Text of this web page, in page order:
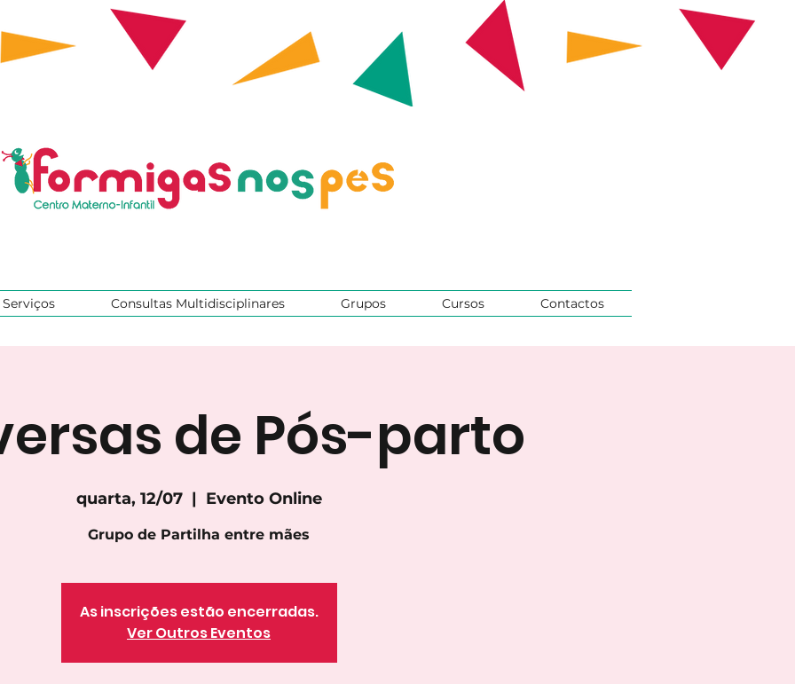
Serviços Consultas Multidisciplinares Grupos Cursos Contactos
de Pós-parto
quarta, 12/07
  |
Evento Online
Grupo de Partilha entre mães
As inscrições estão encerradas.
Ver Outros Eventos